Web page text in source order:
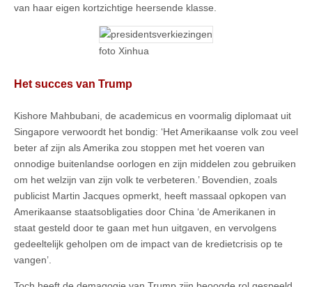
van haar eigen kortzichtige heersende klasse.
foto Xinhua
Het succes van Trump
Kishore Mahbubani, de academicus en voormalig diplomaat uit
Singapore verwoordt het bondig: ‘Het Amerikaanse volk zou veel
beter af zijn als Amerika zou stoppen met het voeren van
onnodige buitenlandse oorlogen en zijn middelen zou gebruiken
om het welzijn van zijn volk te verbeteren.’ Bovendien, zoals
publicist Martin Jacques opmerkt, heeft massaal opkopen van
Amerikaanse staatsobligaties door China ‘de Amerikanen in
staat gesteld door te gaan met hun uitgaven, en vervolgens
gedeeltelijk geholpen om de impact van de kredietcrisis op te
vangen’.